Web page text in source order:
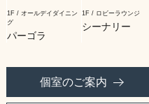
1F / オールデイダイニン
グ
パーゴラ
1F / ロビーラウンジ
シーナリー
個室のご案内